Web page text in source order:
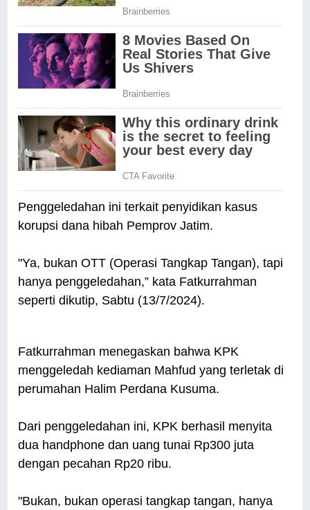
Penggeledahan ini terkait penyidikan kasus
korupsi dana hibah Pemprov Jatim.
"Ya, bukan OTT (Operasi Tangkap Tangan), tapi
hanya penggeledahan,” kata Fatkurrahman
seperti dikutip, Sabtu (13/7/2024).
Fatkurrahman menegaskan bahwa KPK
menggeledah kediaman Mahfud yang terletak di
perumahan Halim Perdana Kusuma.
Dari penggeledahan ini, KPK berhasil menyita
dua handphone dan uang tunai Rp300 juta
dengan pecahan Rp20 ribu.
"Bukan, bukan operasi tangkap tangan, hanya